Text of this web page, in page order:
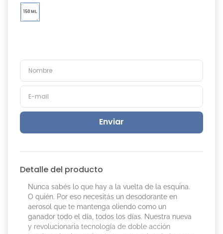
150 ML
Enviar
Detalle del producto
Nunca sabés lo que hay a la vuelta de la esquina.
O quién. Por eso necesitás un desodorante en
aerosol que te mantenga oliendo como un
ganador todo el día, todos los días. Nuestra nueva
y revolucionaria tecnología de doble acción